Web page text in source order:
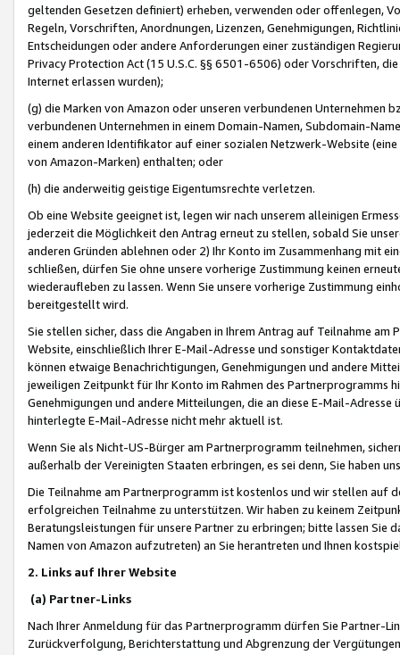
geltenden Gesetzen definiert) erheben, verwenden oder offenlegen,
Regeln, Vorschriften, Anordnungen, Lizenzen, Genehmigungen,
Entscheidungen oder andere Anforderungen einer zuständigen
Privacy Protection Act (15 U.S.C. §§ 6501-6506) oder Vorschriften,
Internet erlassen wurden);
(g) die Marken von Amazon oder unseren verbundenen Unternehmen
verbundenen Unternehmen in einem Domain-Namen, Subdomain-
einem anderen Identifikator auf einer sozialen Netzwerk-Website
von Amazon-Marken) enthalten; oder
(h) die anderweitig geistige Eigentumsrechte verletzen.
Ob eine Website geeignet ist, legen wir nach unserem alleinigen
jederzeit die Möglichkeit den Antrag erneut zu stellen, sobald Sie
anderen Gründen ablehnen oder 2) Ihr Konto im Zusammenhang mit
schließen, dürfen Sie ohne unsere vorherige Zustimmung keinen
wiederaufleben zu lassen. Wenn Sie unsere vorherige Zustimmung
bereitgestellt wird.
Sie stellen sicher, dass die Angaben in Ihrem Antrag auf Teilnahme
Website, einschließlich Ihrer E-Mail-Adresse und sonstiger
können etwaige Benachrichtigungen, Genehmigungen und andere
jeweiligen Zeitpunkt für Ihr Konto im Rahmen des Partnerprogramms
Genehmigungen und andere Mitteilungen, die an diese E-Mail-
hinterlegte E-Mail-Adresse nicht mehr aktuell ist.
Wenn Sie als Nicht-US-Bürger am Partnerprogramm teilnehmen,
außerhalb der Vereinigten Staaten erbringen, es sei denn, Sie haben
Die Teilnahme am Partnerprogramm ist kostenlos und wir stellen auf
erfolgreichen Teilnahme zu unterstützen. Wir haben zu keinem
Beratungsleistungen für unsere Partner zu erbringen; bitte lassen Sie
Namen von Amazon aufzutreten) an Sie herantreten und Ihnen
2. Links auf Ihrer Website
(a) Partner-Links
Nach Ihrer Anmeldung für das Partnerprogramm dürfen Sie Partner-
Zurückverfolgung, Berichterstattung und Abgrenzung der